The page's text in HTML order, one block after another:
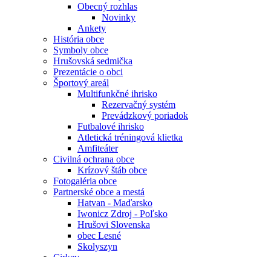
Obecný rozhlas
Novinky
Ankety
História obce
Symboly obce
Hrušovská sedmička
Prezentácie o obci
Športový areál
Multifunkčné ihrisko
Rezervačný systém
Prevádzkový poriadok
Futbalové ihrisko
Atletická tréningová klietka
Amfiteáter
Civilná ochrana obce
Krízový štáb obce
Fotogaléria obce
Partnerské obce a mestá
Hatvan - Maďarsko
Iwonicz Zdroj - Poľsko
Hrušovi Slovenska
obec Lesné
Skolyszyn